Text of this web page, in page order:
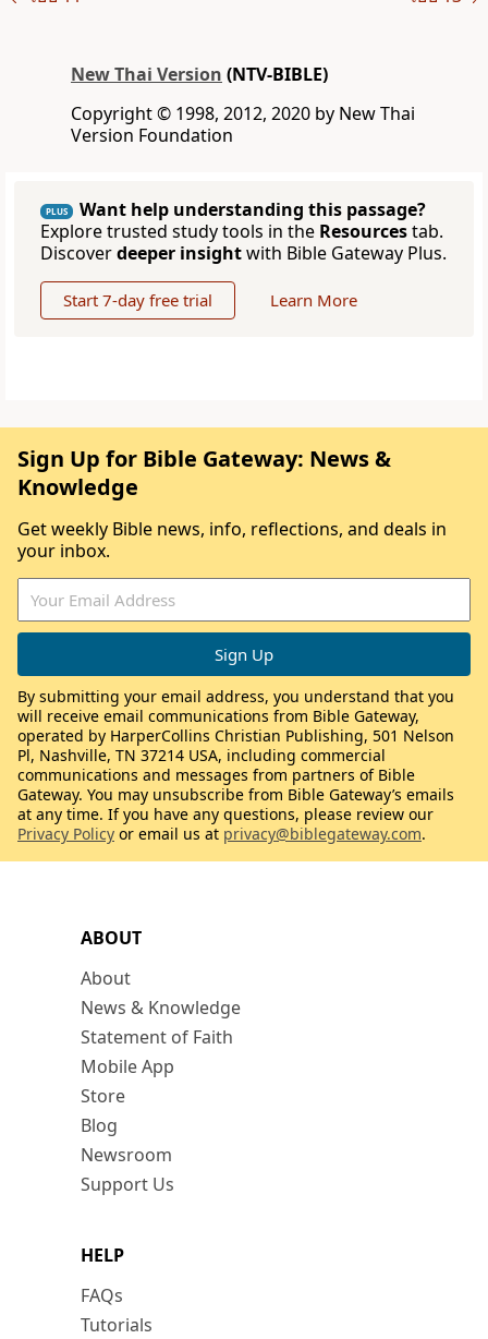
New Thai Version (NTV-BIBLE)
Copyright © 1998, 2012, 2020 by New Thai
Version Foundation
PLUS
Want help understanding this passage?
Explore trusted study tools in the Resourcestab.
Discoverdeeper insightwith Bible Gateway Plus.
Start 7-day free trial Learn More
ABOUT
About
News & Knowledge
Statement of Faith
Mobile App
Store
Blog
Newsroom
Support Us
HELP
FAQs
Tutorials
Sign Up for Bible Gateway: News &
Knowledge
Get weekly Bible news, info, reflections, and deals in
your inbox.
By submitting your email address, you understand that you
will receive email communications from Bible Gateway,
operated by HarperCollins Christian Publishing, 501 Nelson
Pl, Nashville, TN 37214 USA, including commercial
communications and messages from partners of Bible
Gateway. You may unsubscribe from Bible Gateway’s emails
at any time. If you have any questions, please review our
Privacy Policy or email us at privacy@biblegateway.com.